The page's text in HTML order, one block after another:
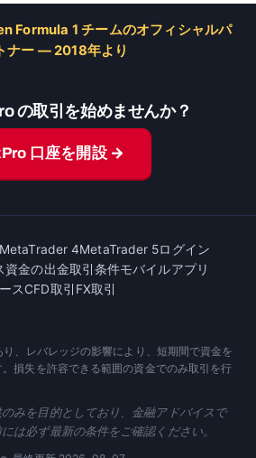
1 チームのオフィシャルパ
ナー — 2018年より
の取引を始めませんか？
口座を開設 →
MetaTrader 4MetaTrader 5ログイン
資金の出金取引条件モバイルアプリ
スCFD取引 FX取引
、レバレッジの影響により、短期間で資金を
損失を許容できる範囲の資金でのみ取引を行
みを目的としており、金融アドバイスで
は必ず最新の条件をご確認ください。